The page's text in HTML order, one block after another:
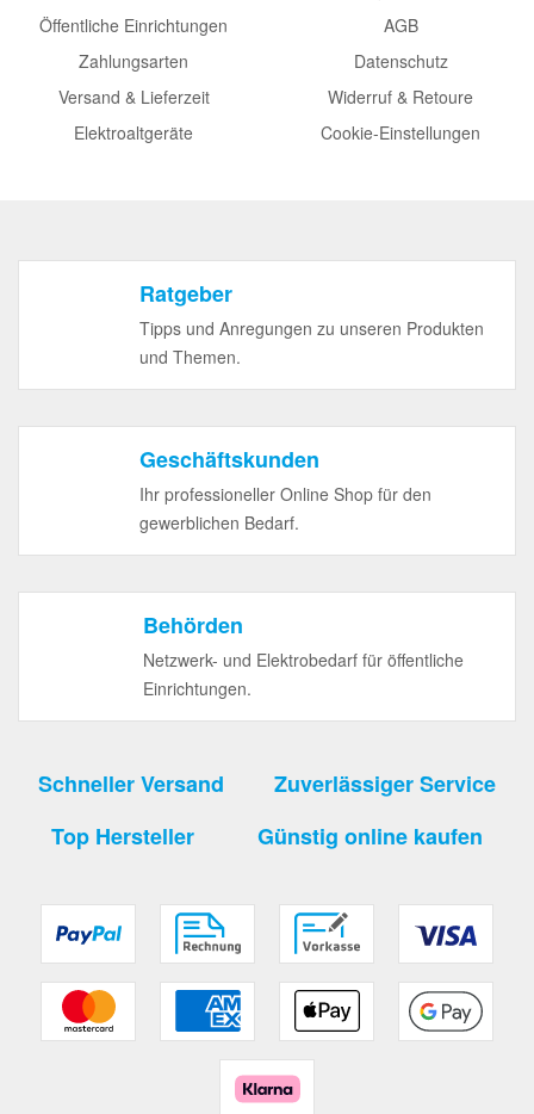
Öffentliche Einrichtungen
Zahlungsarten
Versand & Lieferzeit
Elektroaltgeräte
AGB
Datenschutz
Widerruf & Retoure
Cookie-Einstellungen
Ratgeber
Tipps und Anregungen zu unseren Produkten
und Themen.
Geschäftskunden
Ihr professioneller Online Shop für den
gewerblichen Bedarf.
Behörden
Netzwerk- und Elektrobedarf für öffentliche
Einrichtungen.
Schneller Versand
Zuverlässiger Service
Top Hersteller
Günstig online kaufen